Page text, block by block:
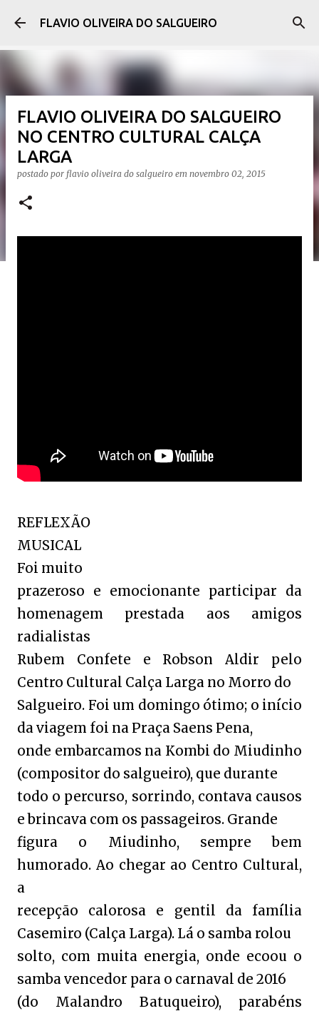
Pular para o conteúdo principal
FLAVIO OLIVEIRA DO SALGUEIRO
FLAVIO OLIVEIRA DO SALGUEIRO
NO CENTRO CULTURAL CALÇA
LARGA
postado por flavio oliveira do salgueiro em novembro 02, 2015
REFLEXÃO
MUSICAL
Foi muito
prazeroso e emocionante participar da
homenagem prestada aos amigos
radialistas
Rubem Confete e Robson Aldir pelo
Centro Cultural Calça Larga no Morro do
Salgueiro. Foi um domingo ótimo; o início
da viagem foi na Praça Saens Pena,
onde embarcamos na Kombi do Miudinho
(compositor do salgueiro), que durante
todo o percurso, sorrindo, contava causos
e brincava com os passageiros. Grande
figura o Miudinho, sempre bem
humorado. Ao chegar ao Centro Cultural,
a
recepção calorosa e gentil da família
Casemiro (Calça Larga). Lá o samba rolou
solto, com muita energia, onde ecoou o
samba vencedor para o carnaval de 2016
(do Malandro Batuqueiro), parabéns